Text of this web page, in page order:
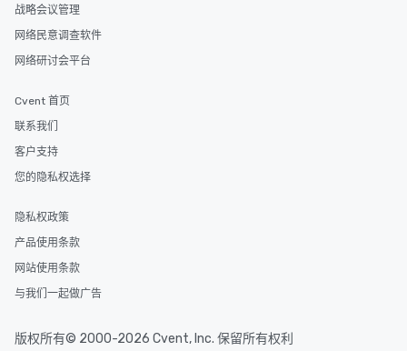
战略会议管理
网络民意调查软件
网络研讨会平台
Cvent 首页
联系我们
客户支持
您的隐私权选择
隐私权政策
产品使用条款
网站使用条款
与我们一起做广告
版权所有© 2000-2026 Cvent, Inc. 保留所有权利